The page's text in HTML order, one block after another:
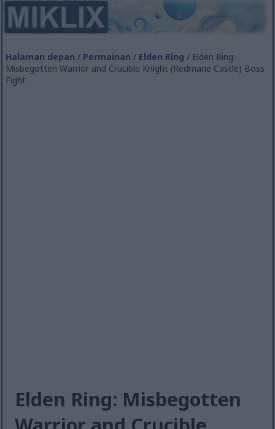
Halaman depan / Permainan / Elden Ring / Elden Ring:
Misbegotten Warrior and Crucible Knight (Redmane Castle) Boss
Fight
Elden Ring: Misbegotten